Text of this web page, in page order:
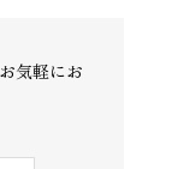
気軽にお